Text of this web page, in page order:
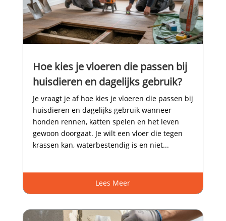
Hoe kies je vloeren die passen bij
huisdieren en dagelijks gebruik?
Je vraagt je af hoe kies je vloeren die passen bij
huisdieren en dagelijks gebruik wanneer
honden rennen, katten spelen en het leven
gewoon doorgaat.​ Je wilt een vloer die tegen
krassen kan, waterbestendig is en niet...
Lees Meer